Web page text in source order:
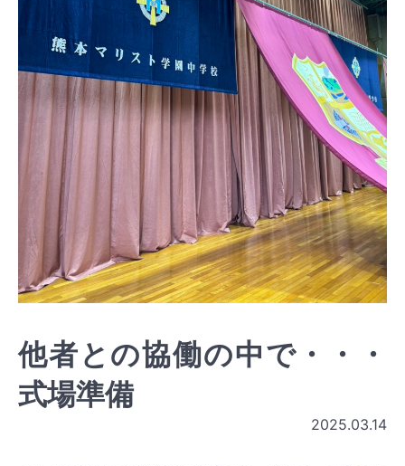
他者との協働の中で・・・
式場準備
2025.03.14